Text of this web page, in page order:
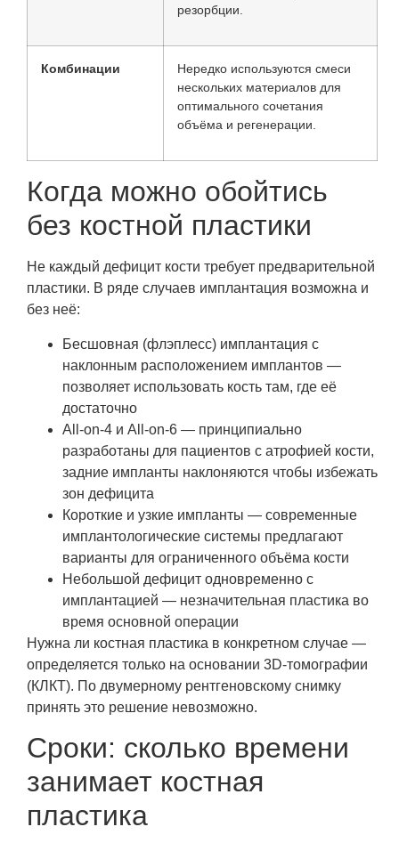
резорбции.
Комбинации
Нередко используются смеси
нескольких материалов для
оптимального сочетания
объёма и регенерации.
Когда можно обойтись
без костной пластики
Не каждый дефицит кости требует предварительной
пластики. В ряде случаев имплантация возможна и
без неё:
Бесшовная (флэплесс) имплантация с
наклонным расположением имплантов —
позволяет использовать кость там, где её
достаточно
All-on-4 и All-on-6 — принципиально
разработаны для пациентов с атрофией кости,
задние импланты наклоняются чтобы избежать
зон дефицита
Короткие и узкие импланты — современные
имплантологические системы предлагают
варианты для ограниченного объёма кости
Небольшой дефицит одновременно с
имплантацией — незначительная пластика во
время основной операции
Нужна ли костная пластика в конкретном случае —
определяется только на основании 3D-томографии
(КЛКТ). По двумерному рентгеновскому снимку
принять это решение невозможно.
Сроки: сколько времени
занимает костная
пластика